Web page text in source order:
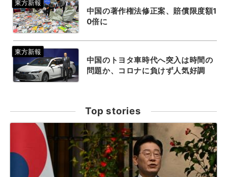
中国の著作権法修正案、賠償限度額1
0倍に
中国のトヨタ車時代へ突入は時間の
問題か、コロナに負けず人気好調
Top stories